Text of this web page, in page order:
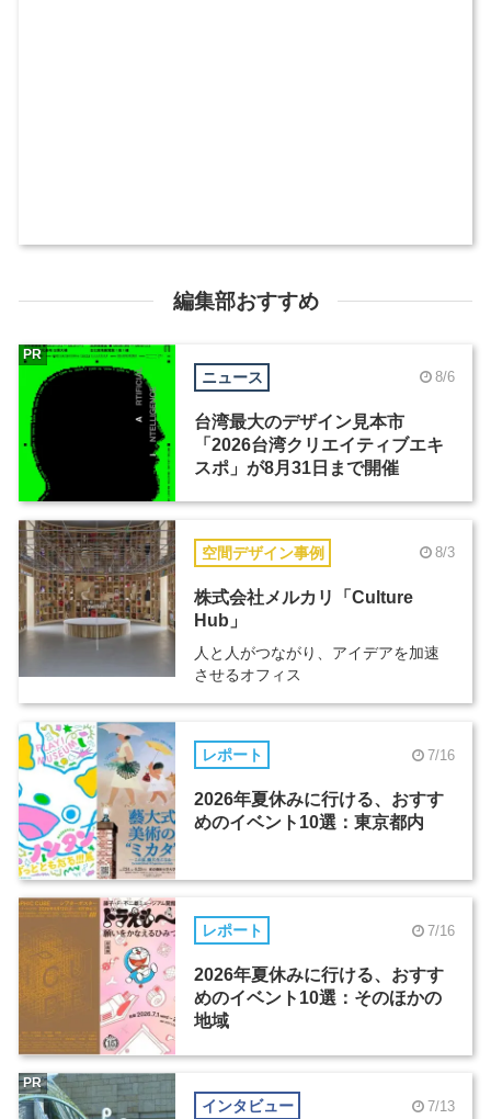
編集部おすすめ
ニュース 8/6
台湾最大のデザイン見本市
「2026台湾クリエイティブエキ
スポ」が8月31日まで開催
PR
空間デザイン事例 8/3
株式会社メルカリ「Culture
Hub」
人と人がつながり、アイデアを加速
させるオフィス
レポート 7/16
2026年夏休みに行ける、おすす
めのイベント10選：東京都内
レポート 7/16
2026年夏休みに行ける、おすす
めのイベント10選：そのほかの
地域
インタビュー 7/13
PR